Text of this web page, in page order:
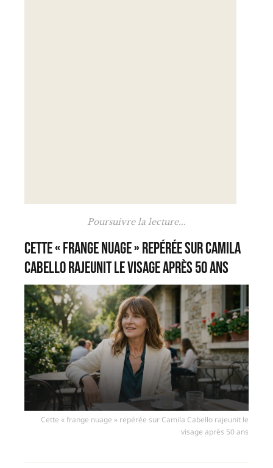
Poursuivre la lecture...
Cette « frange nuage » repérée sur Camila
Cabello rajeunit le visage après 50 ans
Cette « frange nuage » repérée sur Camila Cabello rajeunit le
visage après 50 ans